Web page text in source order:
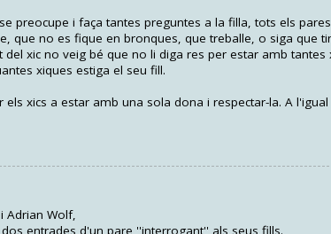
preocupe i faça tantes preguntes a la filla, tots els
que no es fique en bronques, que treballe, o siga que
xic no veig bé que no li diga res per estar amb tantes
xiques estiga el seu fill.
els xics a estar amb una sola dona i respectar-la. A
Adrian Wolf,
entrades d'un pare ''interrogant'' als seus fills.